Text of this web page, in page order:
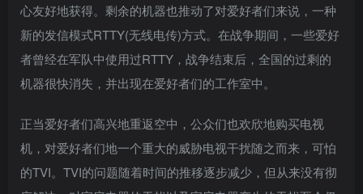
心友好地获得。剩余的机器也推动了对爱好者们来说，一种
新的发信模式RTTY(无线电传)方式。在战争期间，一些爱好
者曾经在军队中使用过RTTY，战争结束后，全国的过剩的
机器很快消失，并出现在爱好者们的工作室中。
正当爱好者们高兴地重返空中，公众们也欢欣地购买电视
机，对爱好者们地一个重大的威胁电视干扰随之而来，可怕
的TVI。TVI的问题随着时间的推移逐步减少，但从来没有彻